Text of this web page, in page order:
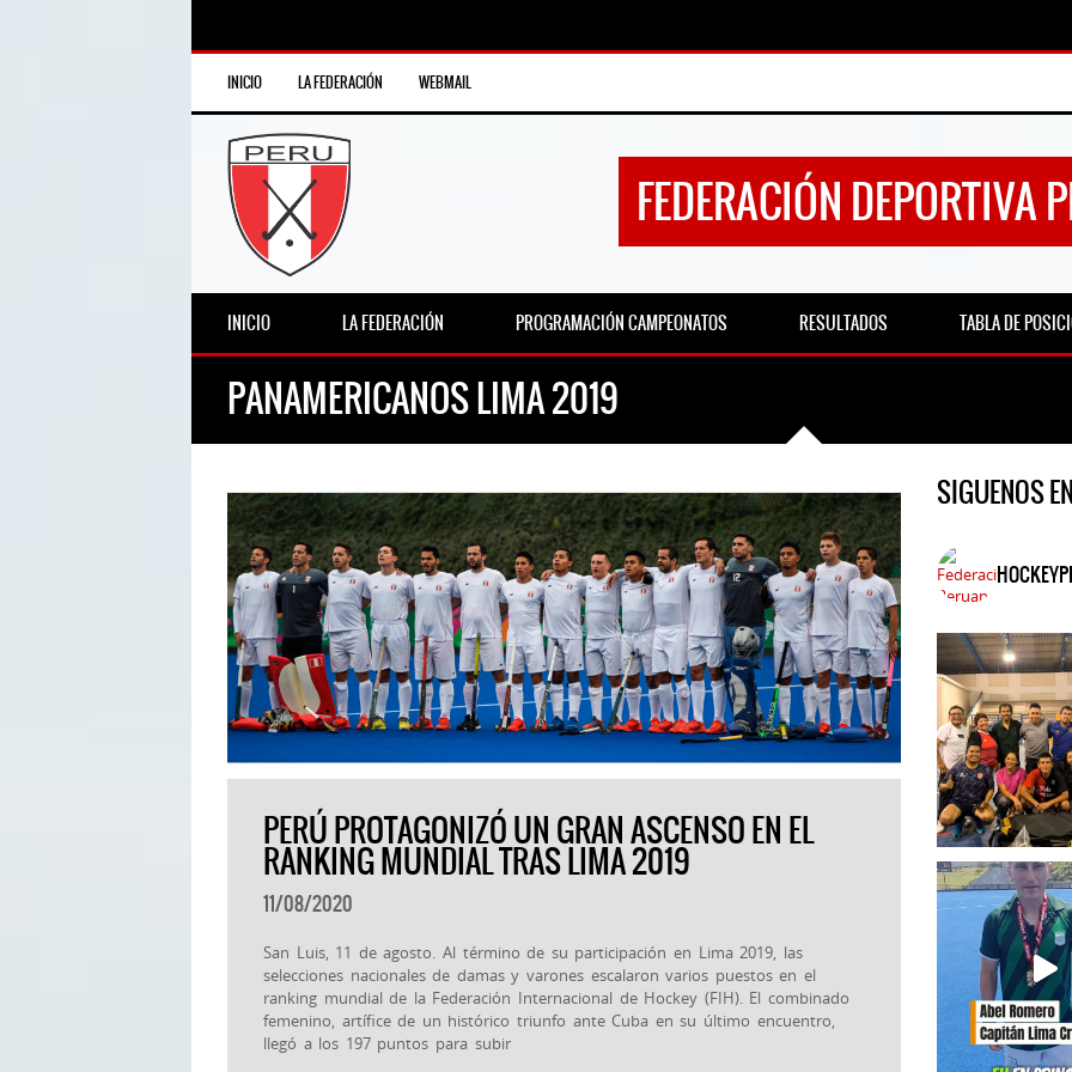
INICIO LA FEDERACIÓN WEBMAIL
FEDERACIÓN DEPORTIVA
INICIO LA FEDERACIÓN PROGRAMACIÓN CAMPEONATOS RESULTADOS TABLA DE
PANAMERICANOS LIMA 2019
PERÚ PROTAGONIZÓ UN GRAN ASCENSO EN EL
RANKING MUNDIAL TRAS LIMA 2019
11/08/2020
San Luis, 11 de agosto. Al término de su participación en Lima 2019, las
selecciones nacionales de damas y varones escalaron varios puestos en el
ranking mundial de la Federación Internacional de Hockey (FIH). El combinado
femenino, artífice de un histórico triunfo ante Cuba en su último encuentro,
llegó a los 197 puntos para subir
SIGUENOS